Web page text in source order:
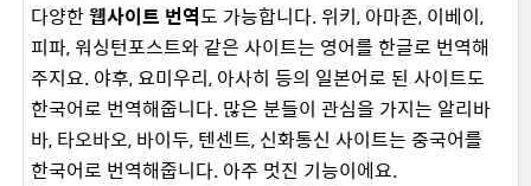
다양한웹사이트 번역도 가능합니다. 위키, 아마존, 이베이,
피파, 워싱턴포스트와 같은 사이트는 영어를 한글로 번역해
주지요. 야후, 요미우리, 아사히 등의 일본어로 된 사이트도
한국어로 번역해줍니다. 많은 분들이 관심을 가지는 알리바
바, 타오바오, 바이두, 텐센트, 신화통신 사이트는 중국어를
한국어로 번역해줍니다. 아주 멋진 기능이에요.